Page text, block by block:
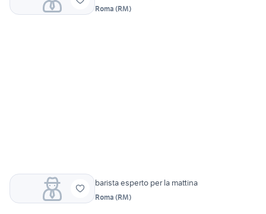
Roma (RM)
barista esperto per la mattina
Roma (RM)